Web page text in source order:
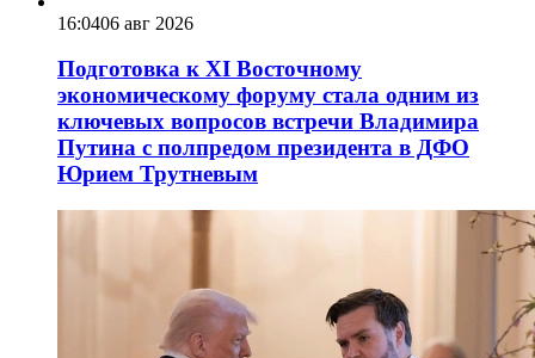
16:0406 авг 2026
Подготовка к XI Восточному
экономическому форуму стала одним из
ключевых вопросов встречи Владимира
Путина с полпредом президента в ДФО
Юрием Трутневым